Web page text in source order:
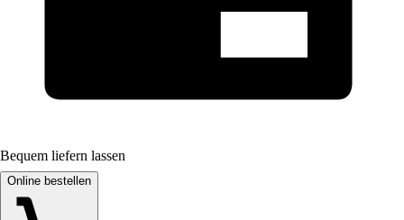
Bequem liefern lassen
Online bestellen